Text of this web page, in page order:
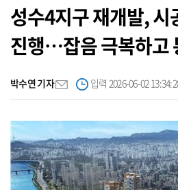
성수4지구 재개발, 시
진행…잡음 극복하고
박수연 기자 입력 2026-06-02